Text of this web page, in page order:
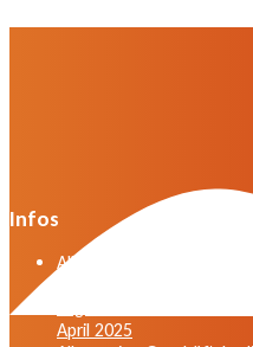
Infos
Allgemeine
April 2025